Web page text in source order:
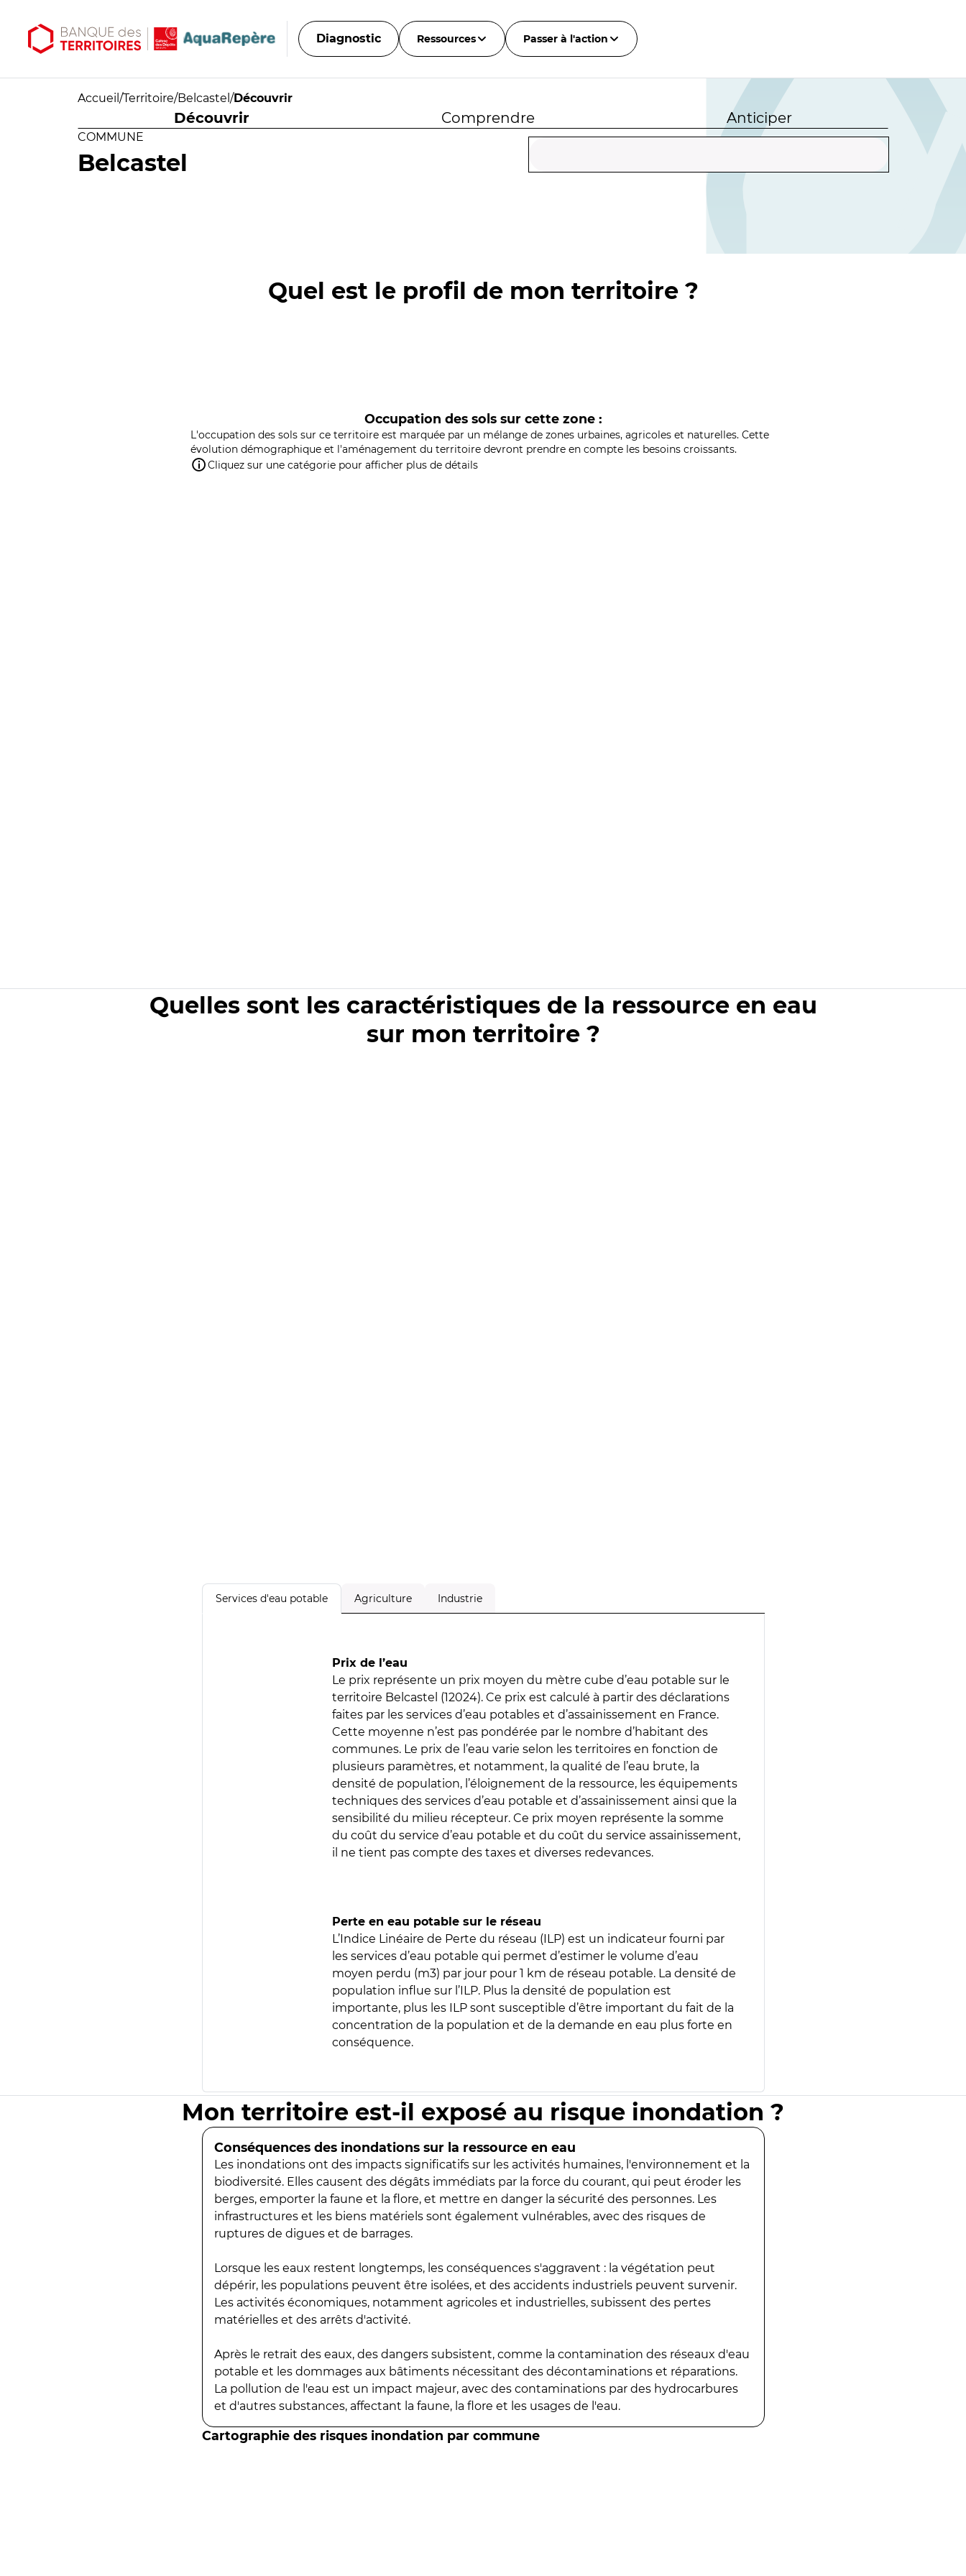
Diagnostic Ressources Passer à l'action
Accueil /Territoire/Belcastel /Découvrir
Découvrir Comprendre Anticiper
COMMUNE
Belcastel
Quel est le profil de mon territoire ?
Occupation des sols sur cette zone :
L'occupation des sols sur ce territoire est marquée par un mélange de zones urbaines, agricoles et naturelles. Cette
évolution démographique et l'aménagement du territoire devront prendre en compte les besoins croissants.
Cliquez sur une catégorie pour afficher plus de détails
Quelles sont les caractéristiques de la ressource en eau
sur mon territoire ?
Services d'eau potable Agriculture Industrie
Prix de l’eau
Le prix représente un prix moyen du mètre cube d’eau potable sur le
territoire Belcastel (12024). Ce prix est calculé à partir des déclarations
faites par les services d’eau potables et d’assainissement en France.
Cette moyenne n’est pas pondérée par le nombre d’habitant des
communes. Le prix de l’eau varie selon les territoires en fonction de
plusieurs paramètres, et notamment, la qualité de l’eau brute, la
densité de population, l’éloignement de la ressource, les équipements
techniques des services d’eau potable et d’assainissement ainsi que la
sensibilité du milieu récepteur. Ce prix moyen représente la somme
du coût du service d’eau potable et du coût du service assainissement,
il ne tient pas compte des taxes et diverses redevances.
Perte en eau potable sur le réseau
L’Indice Linéaire de Perte du réseau (ILP) est un indicateur fourni par
les services d’eau potable qui permet d’estimer le volume d’eau
moyen perdu (m3) par jour pour 1 km de réseau potable. La densité de
population influe sur l’ILP. Plus la densité de population est
importante, plus les ILP sont susceptible d’être important du fait de la
concentration de la population et de la demande en eau plus forte en
conséquence.
Mon territoire est-il exposé au risque inondation ?
Conséquences des inondations sur la ressource en eau
Les inondations ont des impacts significatifs sur les activités humaines, l'environnement et la
biodiversité. Elles causent des dégâts immédiats par la force du courant, qui peut éroder les
berges, emporter la faune et la flore, et mettre en danger la sécurité des personnes. Les
infrastructures et les biens matériels sont également vulnérables, avec des risques de
ruptures de digues et de barrages.
Lorsque les eaux restent longtemps, les conséquences s'aggravent : la végétation peut
dépérir, les populations peuvent être isolées, et des accidents industriels peuvent survenir.
Les activités économiques, notamment agricoles et industrielles, subissent des pertes
matérielles et des arrêts d'activité.
Après le retrait des eaux, des dangers subsistent, comme la contamination des réseaux d'eau
potable et les dommages aux bâtiments nécessitant des décontaminations et réparations.
La pollution de l'eau est un impact majeur, avec des contaminations par des hydrocarbures
et d'autres substances, affectant la faune, la flore et les usages de l'eau.
Cartographie des risques inondation par commune